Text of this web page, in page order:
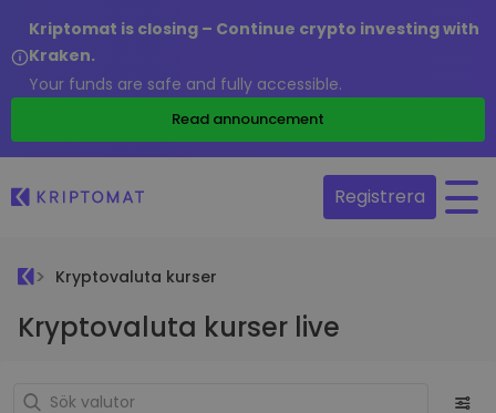
Kriptomat is closing – Continue crypto investing with
Kraken.
Your funds are safe and fully accessible.
Read announcement
Registrera
Kryptovaluta kurser
Kryptovaluta kurser live